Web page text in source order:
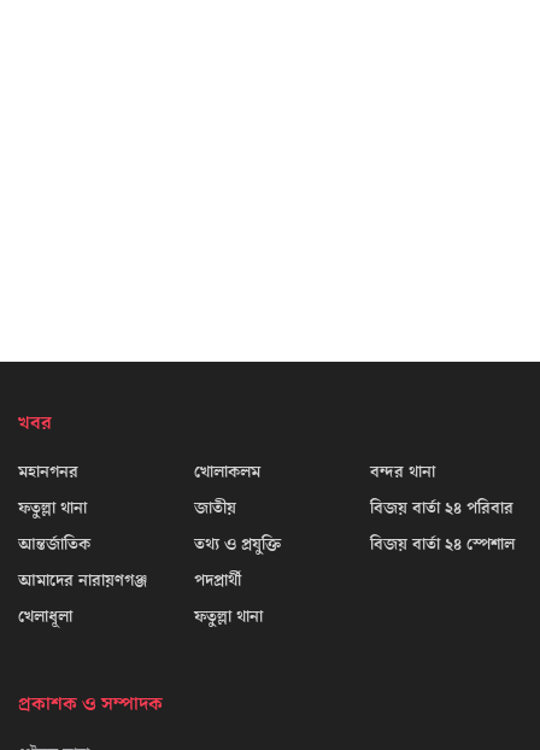
খবর
মহানগনর
ফতুল্লা থানা
আন্তর্জাতিক
আমাদের নারায়ণগঞ্জ
খেলাধূলা
খোলাকলম
জাতীয়
তথ্য ও প্রযুক্তি
পদপ্রার্থী
ফতুল্লা থানা
বন্দর থানা
বিজয় বার্তা ২৪ পরিবার
বিজয় বার্তা ২৪ স্পেশাল
প্রকাশক ও সম্পাদক